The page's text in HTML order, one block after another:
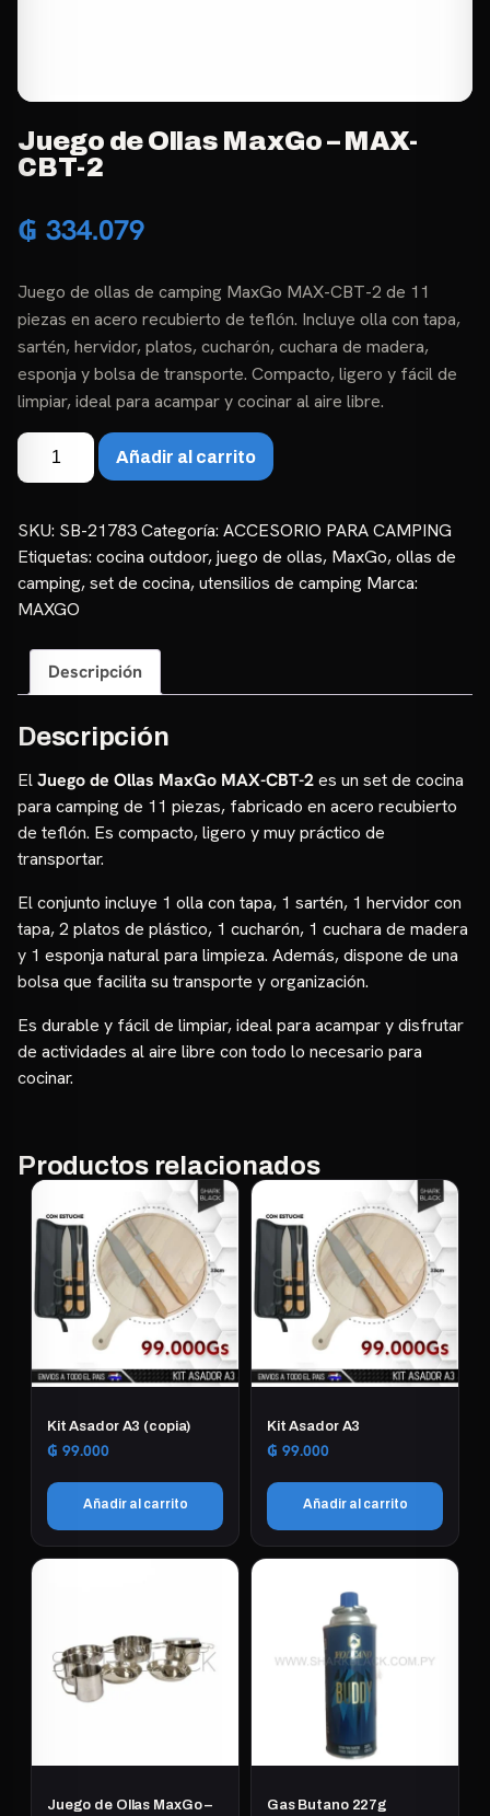
Juego de Ollas MaxGo – MAX-
CBT-2
₲ 334.079
Juego de ollas de camping MaxGo MAX-CBT-2 de 11
piezas en acero recubierto de teflón. Incluye olla con tapa,
sartén, hervidor, platos, cucharón, cuchara de madera,
esponja y bolsa de transporte. Compacto, ligero y fácil de
limpiar, ideal para acampar y cocinar al aire libre.
Juego
de
MaxGo
–
MAX-
CBT-
cantidad
Añadir al carrito
SKU: SB-21783Categoría: ACCESORIO PARA CAMPING
Etiquetas: cocina outdoor,juego de ollas, MaxGo,ollas de
camping,set de cocina,utensilios de camping Marca:
MAXGO
Descripción
Descripción
ElJuego de Ollas MaxGo MAX-CBT-2es un set de cocina
para camping de 11 piezas, fabricado en acero recubierto
de teflón. Es compacto, ligero y muy práctico de
transportar.
El conjunto incluye 1 olla con tapa, 1 sartén, 1 hervidor con
tapa, 2 platos de plástico, 1 cucharón, 1 cuchara de madera
y 1 esponja natural para limpieza. Además, dispone de una
bolsa que facilita su transporte y organización.
Es durable y fácil de limpiar, ideal para acampar y disfrutar
de actividades al aire libre con todo lo necesario para
cocinar.
Productos relacionados
Kit Asador A3 (copia)
₲ 99.000
Añadir al carrito
Kit Asador A3
₲ 99.000
Añadir al carrito
Juego de Ollas MaxGo –
Gas Butano 227g